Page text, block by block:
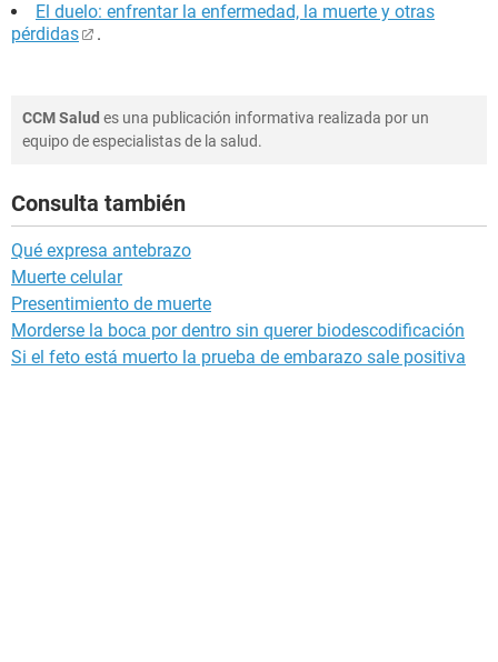
El duelo: enfrentar la enfermedad, la muerte y otras
pérdidas
.
CCM Salud es una publicación informativa realizada por un
equipo de especialistas de la salud.
Consulta también
Qué expresa antebrazo
Muerte celular
Presentimiento de muerte
Morderse la boca por dentro sin querer biodescodificación
Si el feto está muerto la prueba de embarazo sale positiva